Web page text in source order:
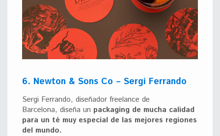
6. Newton & Sons Co – Sergi Ferrando
Sergi Ferrando, diseñador freelance de
Barcelona, diseña un packaging de mucha calidad
para un té muy especial de las mejores regiones
del mundo.